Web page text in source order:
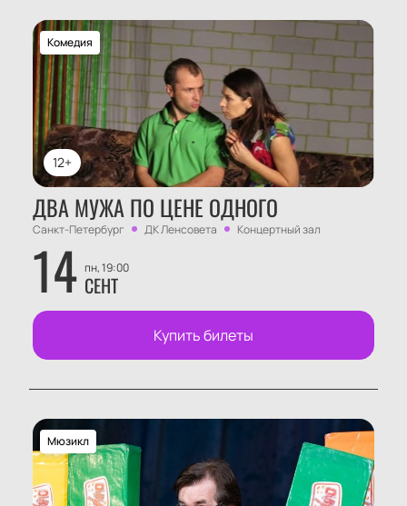
12+
Комедия
ДВА МУЖА ПО ЦЕНЕ ОДНОГО
Санкт-Петербург ДК Ленсовета Концертный зал
14 пн, 19:00
СЕНТ
Купить билеты
Мюзикл